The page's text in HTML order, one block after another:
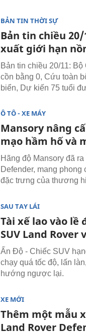
BẢN TIN THỜI SỰ
Bản tin chiều
xuất giới hạn
Bản tin chiều 20/11:
cồn bằng 0, Cứu toàn
biển, Dự kiến 75 tuổi
Ô TÔ - XE MÁY
Mansory nâng
mạo hầm hố và
Hãng độ Mansory đã
Defender, mang
đặc trưng của thương
SAU TAY LÁI
Tài xế lao vào
SUV Land Rover
Ấn Độ - Chiếc SUV
chạy quá tốc độ, lấn
hướng ngược lại.
XE MỚI
Thêm một mẫu
Land Rover